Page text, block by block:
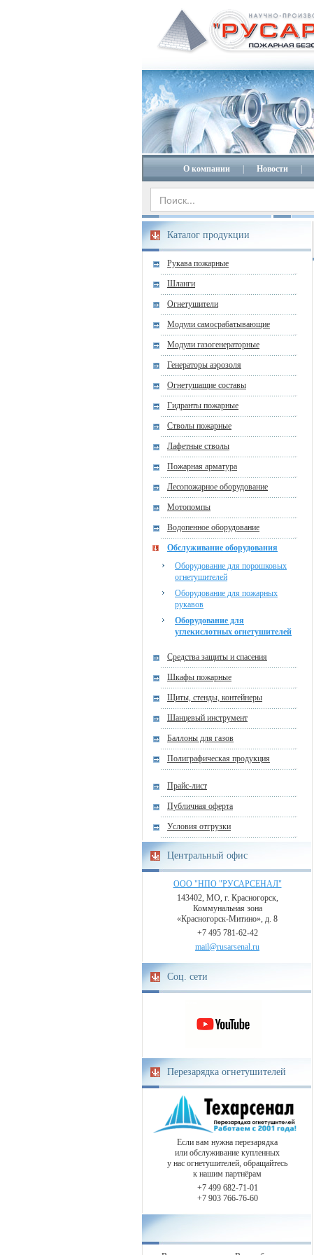
О компании Новости
Каталог продукции
Рукава пожарные
Шланги
Огнетушители
Модули самосрабатывающие
Модули газогенераторные
Генераторы аэрозоля
Огнетушащие составы
Гидранты пожарные
Стволы пожарные
Лафетные стволы
Пожарная арматура
Лесопожарное оборудование
Мотопомпы
Водопенное оборудование
Обслуживание оборудования
Оборудование для порошковых
огнетушителей
Оборудование для пожарных
рукавов
Оборудование для
углекислотных огнетушителей
Средства защиты и спасения
Шкафы пожарные
Щиты, стенды, контейнеры
Шанцевый инструмент
Баллоны для газов
Полиграфическая продукция
Прайс-лист
Публичная оферта
Условия отгрузки
Центральный офис
ООО "НПО "РУСАРСЕНАЛ"
143402, МО, г. Красногорск,
Коммунальная зона
«Красногорск-Митино», д. 8
+7 495 781-62-42
mail@rusarsenal.ru
Соц. сети
Перезарядка огнетушителей
Если вам нужна перезарядка
или обслуживание купленных
у нас огнетушителей, обращайтесь
к нашим партнёрам
+7 499 682-71-01
+7 903 766-76-60